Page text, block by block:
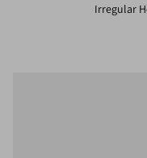
Irregular